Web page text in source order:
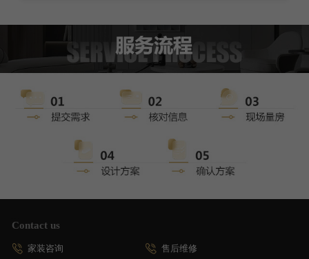
Contact us
家装咨询 售后维修